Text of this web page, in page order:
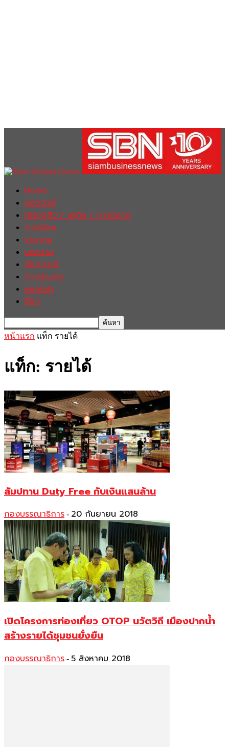
Home
ฮอตนิวส์
เศรษฐกิจ / ธุรกิจ / การตลาด
การเมือง
รายงาน
บทความ
สัมภาษณ์
ต่างประเทศ
english
อื่นๆ
หน้าแรก แท็ก รายได้
แท็ก: รายได้
สัมปทาน Duty Free กับเงินแสนล้าน
กองบรรณาธิการ - 20 กันยายน 2018
เปิดโครงการท่องเที่ยว OTOP นวัตวิถี เมืองปากน้ำ
สร้างรายได้ชุมชนยั่งยืน
กองบรรณาธิการ - 5 สิงหาคม 2018